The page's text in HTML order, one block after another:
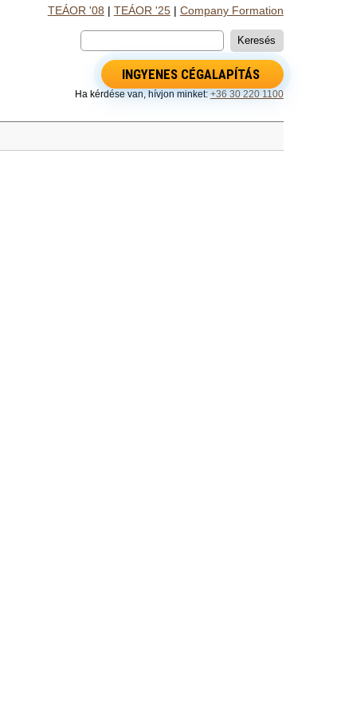
TEÁOR '08 TEÁOR '25| Company Formation
INGYENES CÉGALAPÍTÁS
Ha kérdése van, hívjon minket: +36 30 220 1100